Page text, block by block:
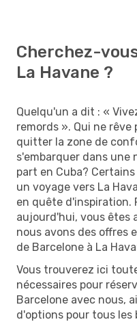
Cherchez-
La Havane ?
Quelqu'un a dit : «
remords ». Qui ne rêve
quitter la zone de
s'embarquer dans une
part en Cuba?
un voyage vers La
en quête d'inspiration.
aujourd'hui, vous êtes
nous avons des offres
de Barcelone à La
Vous trouverez ici
nécessaires pour
Barcelone avec nous,
d'options pour tous les